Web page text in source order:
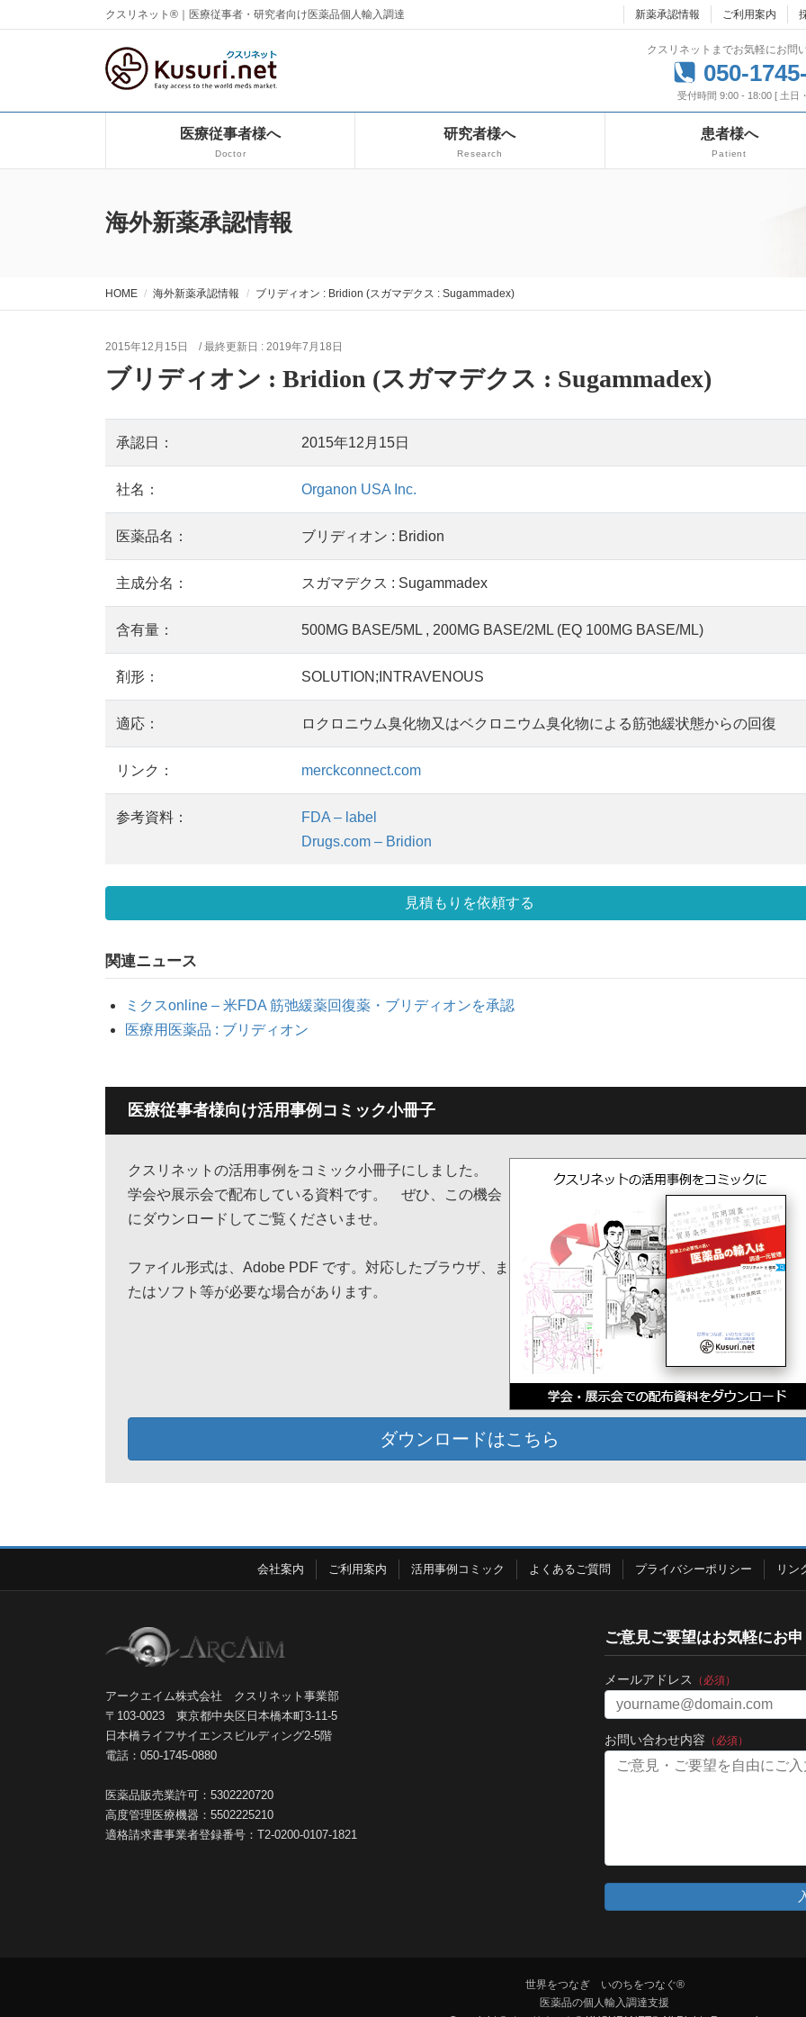
クスリネット®｜医療従事者・研究者向け医薬品個人輸入調達 新薬承認情報 ご利用案内
クスリネットまでお気軽にお問
050-
受付時間 9:00 - 18:00 [ 土日
医療従事者様へ
Doctor
研究者様へ
Research
患者様へ
Patient
海外新薬承認情報
HOME 海外新薬承認情報 ブリディオン : Bridion (スガマデクス : Sugammadex)
2015年12月15日 / 最終更新日 : 2019年7月18日
ブリディオン : Bridion (スガマデクス : Sugammadex)
承認日： 2015年12月15日
社名： Organon USA Inc.
医薬品名： ブリディオン : Bridion
主成分名： スガマデクス : Sugammadex
含有量： 500MG BASE/5ML , 200MG BASE/2ML (EQ 100MG BASE/ML)
剤形： SOLUTION;INTRAVENOUS
適応： ロクロニウム臭化物又はベクロニウム臭化物による筋弛緩状態からの回復
リンク： merckconnect.com
参考資料：
FDA – label
Drugs.com – Bridion
見積もりを依頼する
関連ニュース
ミクスonline – 米FDA 筋弛緩薬回復薬・ブリディオンを承認
医療用医薬品 : ブリディオン
医療従事者様向け活用事例コミック小冊子
クスリネットの活用事例をコミック小冊子にしました。
学会や展示会で配布している資料です。 ぜひ、この機会
にダウンロードしてご覧くださいませ。
ファイル形式は、Adobe PDF です。対応したブラウザ、ま
たはソフト等が必要な場合があります。
ダウンロードはこちら
会社案内 ご利用案内 活用事例コミック よくあるご質問 プライバシーポリシー リン
アークエイム株式会社 クスリネット事業部
〒103-0023 東京都中央区日本橋本町3-11-5
日本橋ライフサイエンスビルディング2-5階
電話：050-1745-0880
医薬品販売業許可：5302220720
高度管理医療機器：5502225210
適格請求書事業者登録番号：T2-0200-0107-1821
ご意見ご要望はお気軽にお
メールアドレス （必須）
お問い合わせ内容 （必須）
世界をつなぎ いのちをつなぐ®
医薬品の個人輸入調達支援